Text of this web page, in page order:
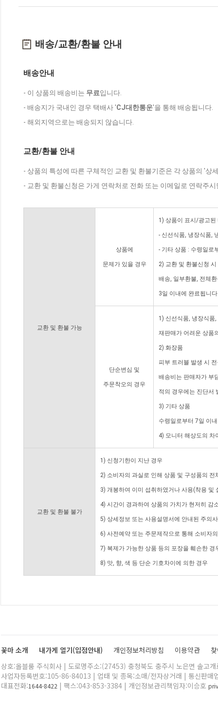
배송/교환/환불 안내
배송안내
- 이 상품의 배송비는 무료입니다.
- 배송지가 국내인 경우 택배사 'CJ대한통운'을 통해 배송됩니다.
- 해외지역으로는 배송되지 않습니다.
교환/환불 안내
- 상품의 특성에 따른 구체적인 교환 및 환불기준은 각 상품의 '상
- 교환 및 환불신청은 가게 연락처로 전화 또는 이메일로 연락주
교환 및 환불 가능
상품에
문제가 있을 경우
1) 상품이 표시/광고된
- 신선식품, 냉장식품,
- 기타 상품 : 수령일로
2) 교환 및 환불신청
배송, 일부환불, 전체
3일 이내에 완료됩니
단순변심 및
주문착오의 경우
1) 신선식품, 냉장식품
재판매가 어려운 상품
2) 화장품
피부 트러블 발생 시
배송비는 판매자가 부
적의 경우에는 진단서
3) 기타 상품
수령일로부터 7일 이
4) 모니터 해상도의 차
교환 및 환불 불가
1) 신청기한이 지난 경우
2) 소비자의 과실로 인해 상품 및 구성품의
3) 개봉하여 이미 섭취하였거나 사용(착용 및
4) 시간이 경과하여 상품의 가치가 현저히 감
5) 상세정보 또는 사용설명서에 안내된 주의
6) 사전예약 또는 주문제작으로 통해 소비자
7) 복제가 가능한 상품 등의 포장을 훼손한 경
8) 맛, 향, 색 등 단순 기호차이에 의한 경우
꽃마 소개 내가게 열기(입점안내) 개인정보처리방침 이용약관
상호:올블룸 주식회사 | 도로명주소:(27453) 충청북도 충주시 노은면 솔고
사업자등록번호:105-86-84013 | 업태 및 종목:소매/전자상거래 | 통신판매
대표전화:1644-8422 | 팩스:043-853-3384 | 개인정보관리책임자:이승호